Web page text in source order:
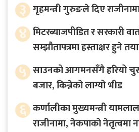
३ गृहमन्त्री गुरुङले दिए
४ मिटरब्याजपीडित र सरकारी
सम्झौतापत्रमा हस्ताक्षर हुने
५ साउनको आगमनसँगै हरियो
बजार, किन्नेको लाग्यो भीड
६ कर्णालीका मुख्यमन्त्री
राजीनामा, नेकपाको नेतृत्वमा